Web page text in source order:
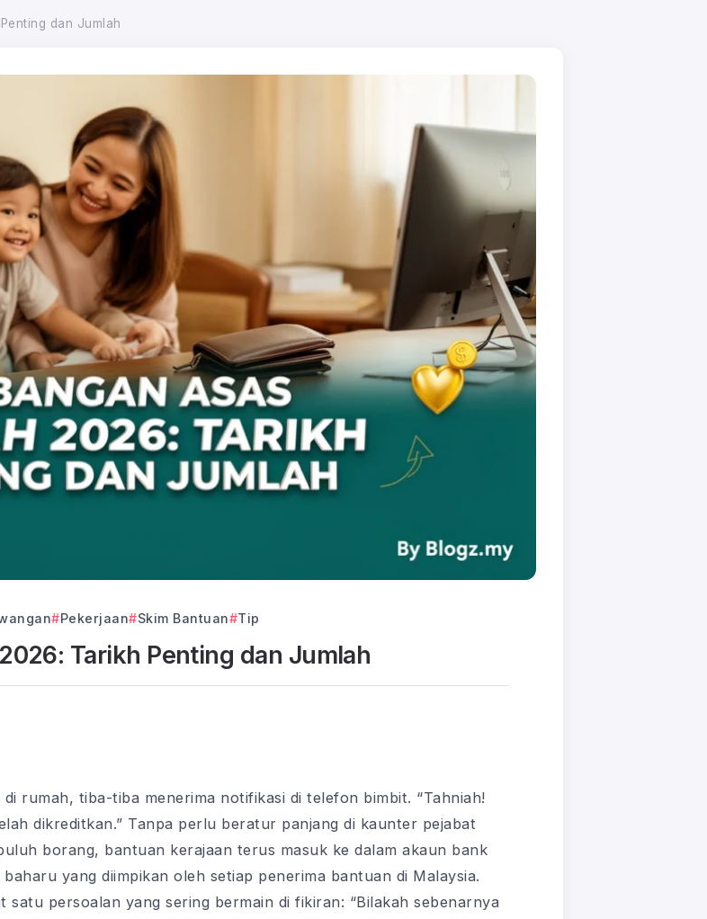
dan Jumlah
Pekerjaan Skim Bantuan Tip
Tarikh Penting dan Jumlah
rumah, tiba-tiba menerima notifikasi di telefon bimbit. “Tahniah!
dikreditkan.” Tanpa perlu beratur panjang di kaunter pejabat
borang, bantuan kerajaan terus masuk ke dalam akaun bank
yang diimpikan oleh setiap penerima bantuan di Malaysia.
satu persoalan yang sering bermain di fikiran: “Bilakah sebenarnya